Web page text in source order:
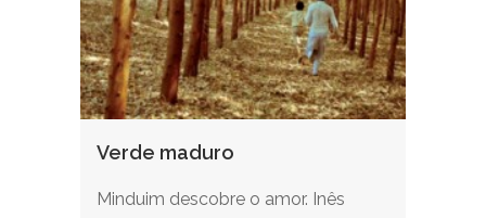
Verde maduro
Minduim descobre o amor. Inês